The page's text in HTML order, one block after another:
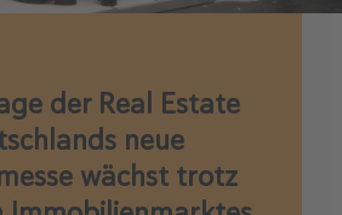
der Real Estate
neue
wächst trotz